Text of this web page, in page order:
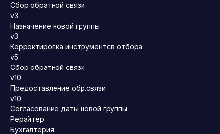
Сбор обратной связи
v3
Назначение новой группы
v3
Корректировка инструментов отбора
v5
Сбор обратной связи
v10
Предоставление обр.связи
v10
Согласование даты новой группы
Рерайтер
Бухгалтерия